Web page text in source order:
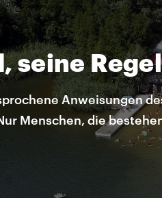
seine
Anweisungen
Menschen, die